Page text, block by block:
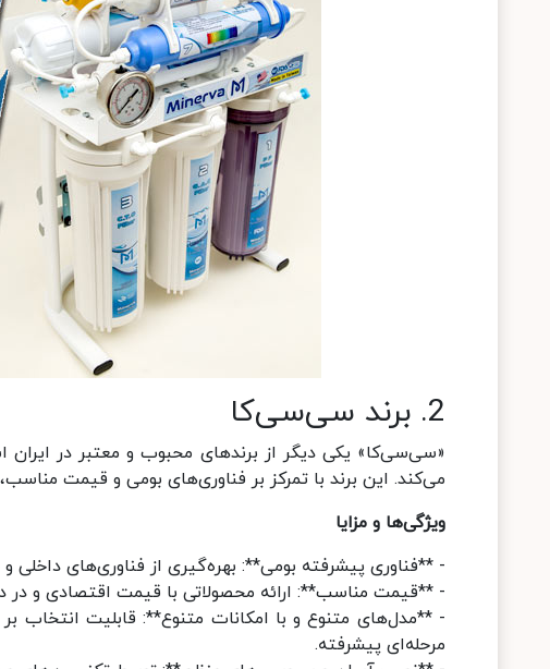
2. برند سی‌سی‌کا
«سی‌سی‌کا» یکی دیگر از برندهای محبوب و معتبر در
می‌کند. این برند با تمرکز بر فناوری‌های بومی و قیمت
ویژگی‌ها و مزایا
- **فناوری پیشرفته بومی**: بهره‌گیری از فناوری‌های داخلی
- **قیمت مناسب**: ارائه محصولاتی با قیمت اقتصادی و در
- **مدل‌های متنوع و با امکانات متنوع**: قابلیت انتخاب
مرحله‌ای پیشرفته.